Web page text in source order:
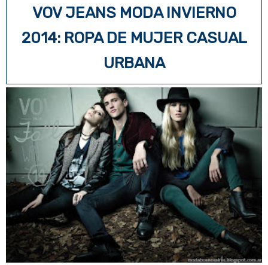
s
t
VOV JEANS MODA INVIERNO
2014: ROPA DE MUJER CASUAL
URBANA